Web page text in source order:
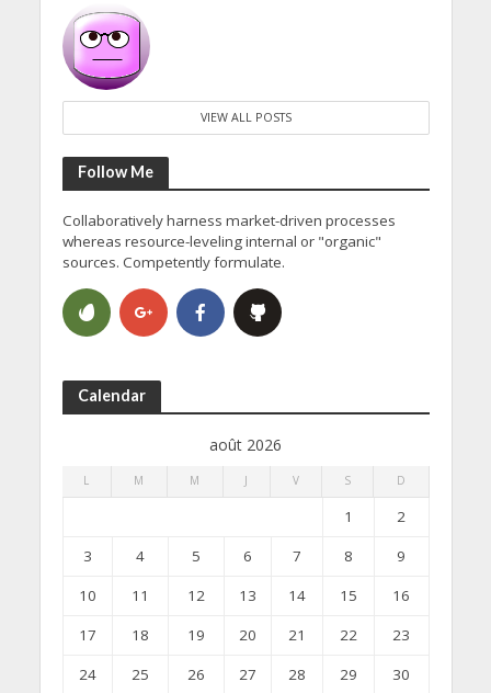
VIEW ALL POSTS
Follow Me
Collaboratively harness market-driven processes
whereas resource-leveling internal or "organic"
sources. Competently formulate.
Calendar
août 2026
L M M J V S D
1
2
3
4 5 6 7 8
9
10
11 12 13 14 15
16
17
18 19 20 21 22
23
24
25 26 27 28 29
30